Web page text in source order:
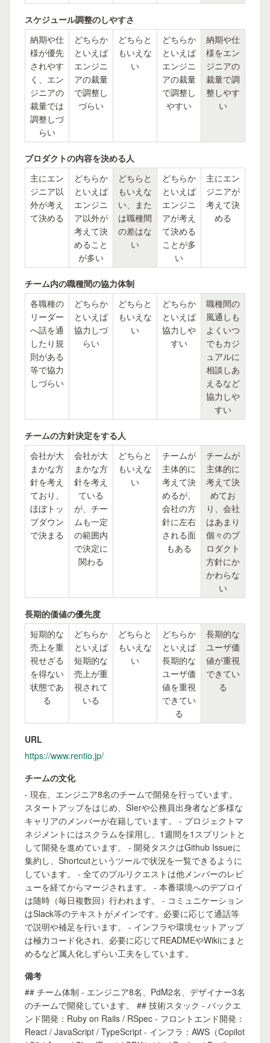
スケジュール調整のしやすさ
納期や仕
様が優先
されやす
く、エン
ジニアの
裁量では
調整しづ
らい
どちらか
といえば
エンジニ
アの裁量
で調整し
づらい
どちらと
もいえな
い
どちらか
といえば
エンジニ
アの裁量
で調整し
やすい
納期や仕
様をエン
ジニアの
裁量で調
整しやす
い
プロダクトの内容を決める人
主にエン
ジニア以
外が考え
て決める
どちらか
といえば
エンジニ
ア以外が
考えて決
めること
が多い
どちらと
もいえな
い、また
は職種間
の差はな
い
どちらか
といえば
エンジニ
アが考え
て決める
ことが多
い
主にエン
ジニアが
考えて決
める
チーム内の職種間の協力体制
各職種の
リーダー
へ話を通
したり規
則がある
等で協力
しづらい
どちらか
といえば
協力しづ
らい
どちらと
もいえな
い
どちらか
といえば
協力しや
すい
職種間の
風通しも
よくいつ
でもカジ
ュアルに
相談しあ
えるなど
協力しや
すい
チームの方針決定をする人
会社が大
まかな方
針を考え
ており、
ほぼトッ
プダウン
で決まる
会社が大
まかな方
針を考え
ている
が、チー
ムも一定
の範囲内
で決定に
関わる
どちらと
もいえな
い
チームが
主体的に
考えて決
めるが、
会社の方
針に左右
される面
もある
チームが
主体的に
考えて決
めてお
り、会社
はあまり
個々のプ
ロダクト
方針にか
かわらな
い
長期的価値の優先度
短期的な
売上を重
視せざる
を得ない
状態であ
る
どちらか
といえば
短期的な
売上が重
視されて
いる
どちらと
もいえな
い
どちらか
といえば
長期的な
ユーザ価
値を重視
できてい
る
長期的な
ユーザ価
値が重視
できてい
る
URL
https://www.rentio.jp/
チームの文化
- 現在、エンジニア8名のチームで開発を行っています。
スタートアップをはじめ、SIerや公務員出身者など多様な
キャリアのメンバーが在籍しています。 - プロジェクトマ
ネジメントにはスクラムを採用し、1週間を1スプリントと
して開発を進めています。 - 開発タスクはGithub Issueに
集約し、Shortcutというツールで状況を一覧できるように
しています。 - 全てのプルリクエストは他メンバーのレビ
ューを経てからマージされます。 - 本番環境へのデプロイ
は随時（毎日複数回）行われます。 - コミュニケーション
はSlack等のテキストがメインです。必要に応じて通話等
で説明や補足を行います。 - インフラや環境セットアップ
は極力コード化され、必要に応じてREADMEやWikiにまと
めるなど属人化しずらい工夫をしています。
備考
## チーム体制 - エンジニア8名、PdM2名、デザイナー3名
のチームで開発しています。 ## 技術スタック - バックエ
ンド開発：Ruby on Rails / RSpec - フロントエンド開発：
React / JavaScript / TypeScript - インフラ：AWS（Copilot